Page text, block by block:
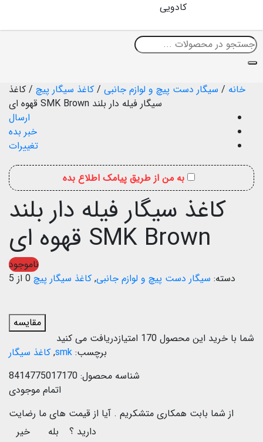
کادویی
خانه / سیگار دست پیچ و لوازم جانبی / کاغذ سیگار پیچ / کاغذ
سیگار فیله دار بلند SMK Brown قهوه ای
ارسال
خبر بده
تغییرات
به من از طریق پیامک اطلاع بده
کاغذ سیگار فیله دار بلند
SMK Brown قهوه ای
ناموجود
دسته: سیگار دست پیچ و لوازم جانبی, کاغذ سیگار پیچ 0 از 5
مقایسه
شما با خرید این محصول 170 امتیازدریافت می کنید
برچسب: smk
, کاغذ سیگار
شناسه محصول: 8414775017170
اتمام موجودی
از شما بابت همکاری متشکریم . آیا از قیمت های ما رضایت
دارید ؟
بله
خیر